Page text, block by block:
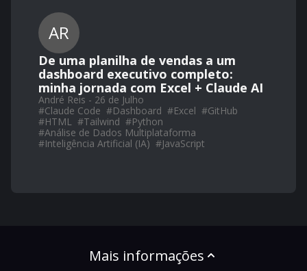
AR
De uma planilha de vendas a um
dashboard executivo completo:
minha jornada com Excel + Claude AI
André Reis - 26 de Julho
#Claude Code #Dashboard #Excel #GitHub
#HTML #Tailwind #Python
#Análise de Dados Multiplataforma
#Inteligência Artificial (IA) #JavaScript
Mais informações